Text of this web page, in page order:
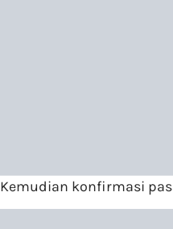
Kemudian konfirmasi